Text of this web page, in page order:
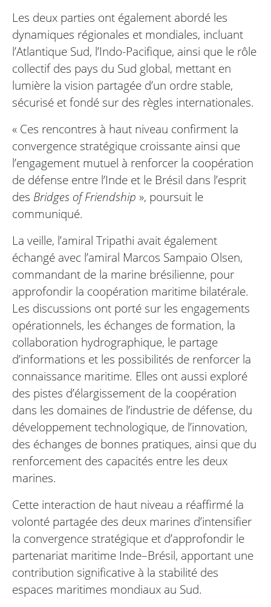
Les deux parties ont également abordé les
dynamiques régionales et mondiales, incluant
l’Atlantique Sud, l’Indo-Pacifique, ainsi que le rôle
collectif des pays du Sud global, mettant en
lumière la vision partagée d’un ordre stable,
sécurisé et fondé sur des règles internationales.
« Ces rencontres à haut niveau confirment la
convergence stratégique croissante ainsi que
l’engagement mutuel à renforcer la coopération
de défense entre l’Inde et le Brésil dans l’esprit
des Bridges of Friendship », poursuit le
communiqué.
La veille, l’amiral Tripathi avait également
échangé avec l’amiral Marcos Sampaio Olsen,
commandant de la marine brésilienne, pour
approfondir la coopération maritime bilatérale.
Les discussions ont porté sur les engagements
opérationnels, les échanges de formation, la
collaboration hydrographique, le partage
d’informations et les possibilités de renforcer la
connaissance maritime. Elles ont aussi exploré
des pistes d’élargissement de la coopération
dans les domaines de l’industrie de défense, du
développement technologique, de l’innovation,
des échanges de bonnes pratiques, ainsi que du
renforcement des capacités entre les deux
marines.
Cette interaction de haut niveau a réaffirmé la
volonté partagée des deux marines d’intensifier
la convergence stratégique et d’approfondir le
partenariat maritime Inde–Brésil, apportant une
contribution significative à la stabilité des
espaces maritimes mondiaux au Sud.